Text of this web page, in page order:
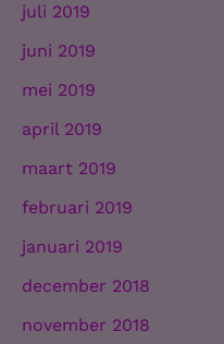
juli 2019
juni 2019
mei 2019
april 2019
maart 2019
februari 2019
januari 2019
december 2018
november 2018